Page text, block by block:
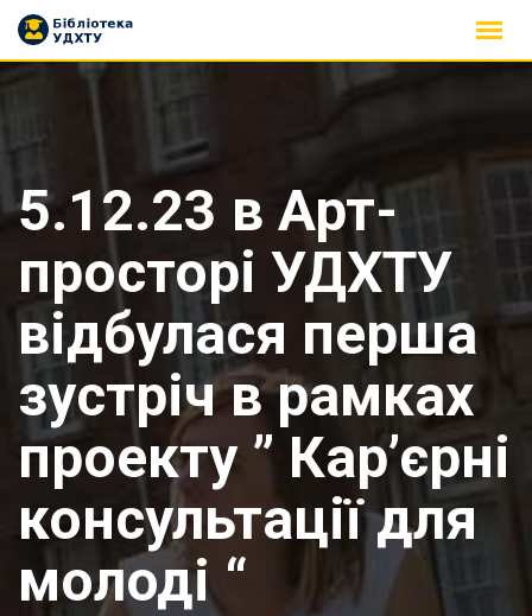
Skip
5.12.23 в Арт-
просторі УДХТУ
відбулася перша
зустріч в рамках
проекту ” Кар’єрні
консультації для
молоді “